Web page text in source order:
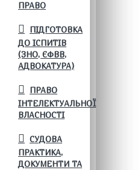
ПРАВО
ПІДГОТОВКА
ДО ІСПИТІВ
(ЗНО, ЄФВВ,
АДВОКАТУРА)
ПРАВО
ІНТЕЛЕКТУАЛЬНОЇ
ВЛАСНОСТІ
СУДОВА
ПРАКТИКА,
ДОКУМЕНТИ ТА